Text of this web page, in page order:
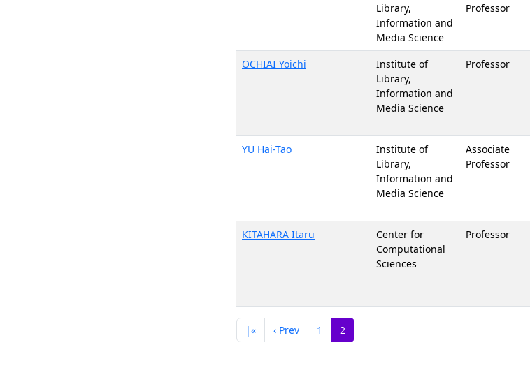
Library,
Information and
Media Science
Professor
OCHIAI Yoichi
Institute of
Library,
Information and
Media Science
Professor
YU Hai-Tao
Institute of
Library,
Information and
Media Science
Associate
Professor
KITAHARA Itaru
Center for
Computational
Sciences
Professor
|« ‹ Prev 1 2